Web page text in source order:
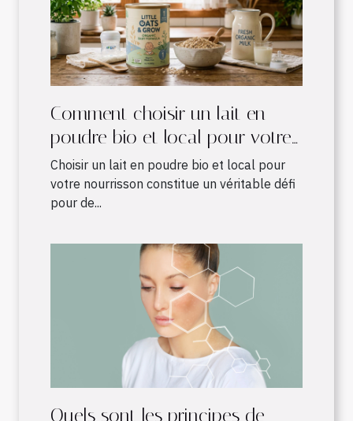
Comment choisir un lait en
poudre bio et local pour votre
nourrisson ?
Choisir un lait en poudre bio et local pour
votre nourrisson constitue un véritable défi
pour de...
Quels sont les principes de